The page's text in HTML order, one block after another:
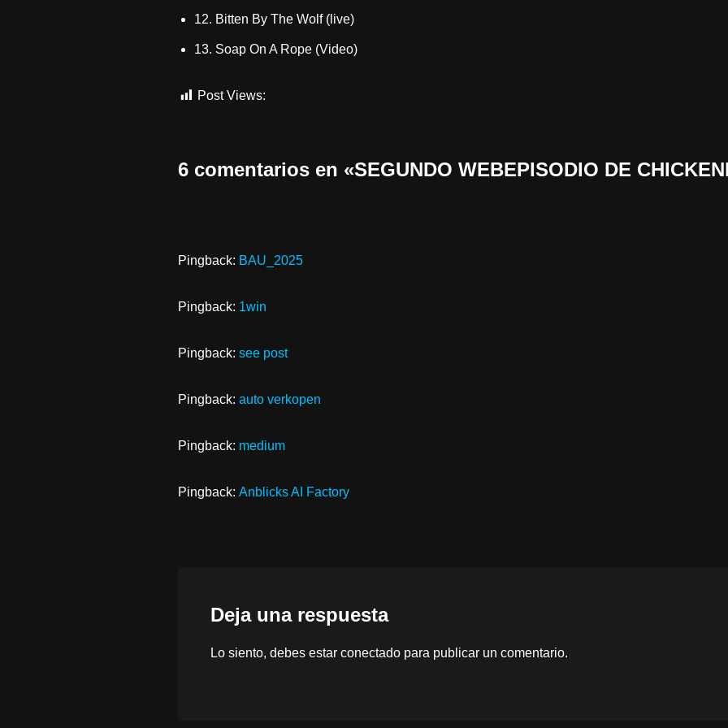
12. Bitten By The Wolf (live)
13. Soap On A Rope (Video)
Post Views:
6 comentarios en «SEGUNDO WEBEPISODIO DE
Pingback: BAU_2025
Pingback: 1win
Pingback: see post
Pingback: auto verkopen
Pingback: medium
Pingback: Anblicks AI Factory
Deja una respuesta
Lo siento, debes estar conectado para publicar un comentario.